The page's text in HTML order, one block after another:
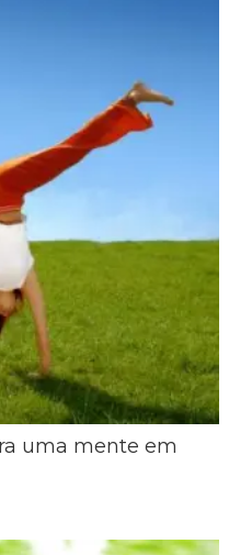
uma mente em